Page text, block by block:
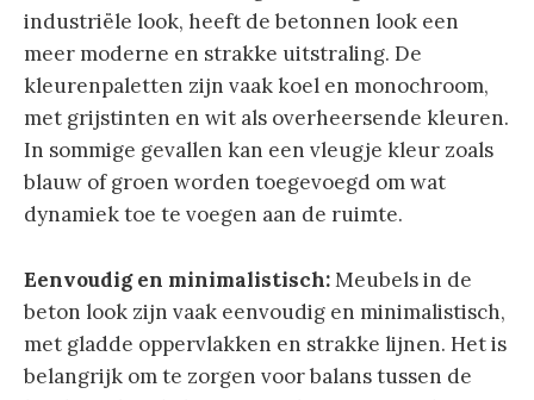
industriële look, heeft de betonnen look een
meer moderne en strakke uitstraling. De
kleurenpaletten zijn vaak koel en monochroom,
met grijstinten en wit als overheersende kleuren.
In sommige gevallen kan een vleugje kleur zoals
blauw of groen worden toegevoegd om wat
dynamiek toe te voegen aan de ruimte.
Eenvoudig en minimalistisch:Meubels in de
beton look zijn vaak eenvoudig en minimalistisch,
met gladde oppervlakken en strakke lijnen. Het is
belangrijk om te zorgen voor balans tussen de